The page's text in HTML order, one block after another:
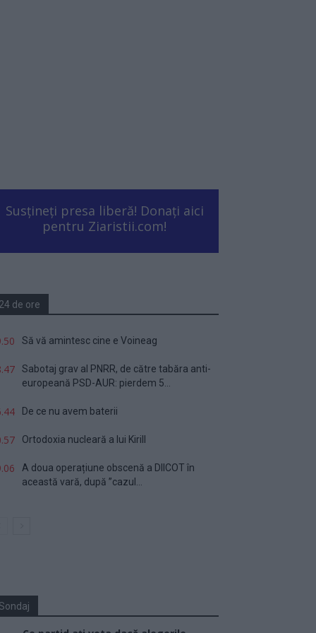
Susțineți presa liberă! Donați aici
pentru Ziaristii.com!
24 de ore
Să vă amintesc cine e Voineag
Sabotaj grav al PNRR, de către tabăra anti-
europeană PSD-AUR: pierdem 5...
De ce nu avem baterii
Ortodoxia nucleară a lui Kirill
A doua operațiune obscenă a DIICOT în
această vară, după ”cazul...